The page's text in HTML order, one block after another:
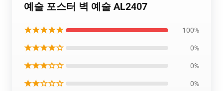
예술 포스터 벽 예술 AL2407
★★★★★ 100%
★★★★☆ 0%
★★★☆☆ 0%
★★☆☆☆ 0%